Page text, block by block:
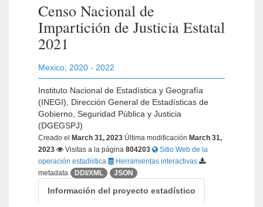
Censo Nacional de
Impartición de Justicia Estatal
2021
Mexico 2020 - 2022
Instituto Nacional de Estadística y Geografía
(INEGI), Dirección General de Estadísticas de
Gobierno, Seguridad Pública y Justicia
(DGEGSPJ)
Creado el March 31, 2023 Última modificación March 31,
2023
Visitas a la página 804203
Sitio Web de la
operación estadística
Herramientas interactivas
metadata
DDI/XML JSON
Información del proyecto estadístico